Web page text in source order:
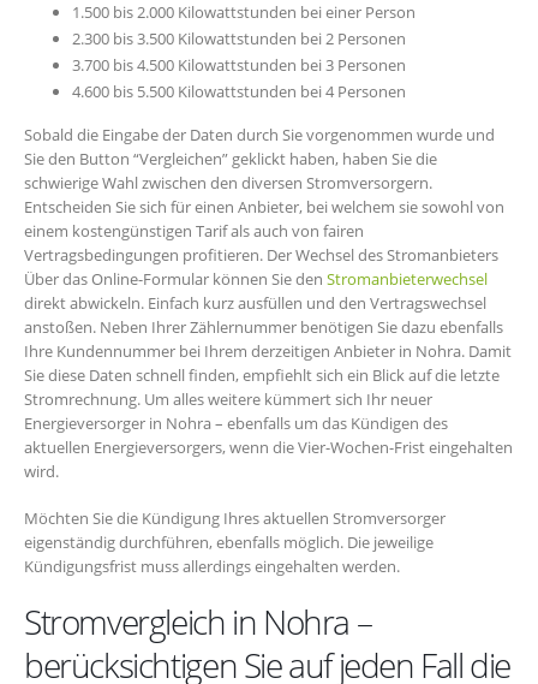
1.500 bis 2.000 Kilowattstunden bei einer Person
2.300 bis 3.500 Kilowattstunden bei 2 Personen
3.700 bis 4.500 Kilowattstunden bei 3 Personen
4.600 bis 5.500 Kilowattstunden bei 4 Personen
Sobald die Eingabe der Daten durch Sie vorgenommen wurde und
Sie den Button “Vergleichen” geklickt haben, haben Sie die
schwierige Wahl zwischen den diversen Stromversorgern.
Entscheiden Sie sich für einen Anbieter, bei welchem sie sowohl von
einem kostengünstigen Tarif als auch von fairen
Vertragsbedingungen profitieren. Der Wechsel des Stromanbieters
Über das Online-Formular können Sie den Stromanbieterwechsel
direkt abwickeln. Einfach kurz ausfüllen und den Vertragswechsel
anstoßen. Neben Ihrer Zählernummer benötigen Sie dazu ebenfalls
Ihre Kundennummer bei Ihrem derzeitigen Anbieter in Nohra. Damit
Sie diese Daten schnell finden, empfiehlt sich ein Blick auf die letzte
Stromrechnung. Um alles weitere kümmert sich Ihr neuer
Energieversorger in Nohra – ebenfalls um das Kündigen des
aktuellen Energieversorgers, wenn die Vier-Wochen-Frist eingehalten
wird.
Möchten Sie die Kündigung Ihres aktuellen Stromversorger
eigenständig durchführen, ebenfalls möglich. Die jeweilige
Kündigungsfrist muss allerdings eingehalten werden.
Stromvergleich in Nohra –
berücksichtigen Sie auf jeden Fall die